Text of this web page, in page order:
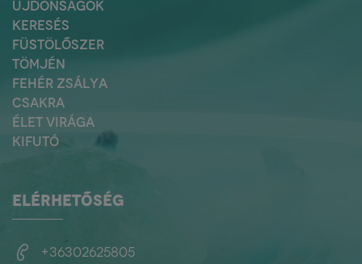
ÚJDONSÁGOK
KERESÉS
FÜSTÖLŐSZER
TÖMJÉN
FEHÉR ZSÁLYA
CSAKRA
ÉLET VIRÁGA
KIFUTÓ
ELÉRHETŐSÉG
+36302625805